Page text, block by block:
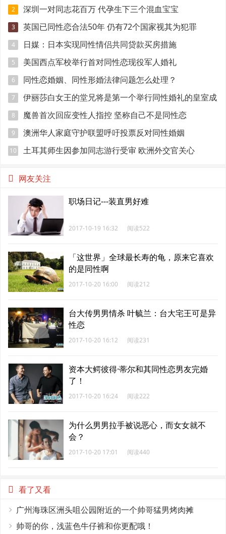
2 深圳一对同志花百万 代孕生下三个混血宝宝
3 英国已同性恋合法50年 仍有72个国家视其为犯罪
4 日媒：日本实现同性情侣共同贷款买房措施
5 美国西点军校举行首对同性恋现役军人婚礼
6 同性恋婚姻、同性形婚法律问题怎么处理？
7
伊丽莎白女王的堂兄将是第一个举行同性婚礼的皇室成
员
8 魔兽首次回应变性人指控 坚称自己不是同性恋
9 澳洲华人家庭守护联盟呼吁投票反对同性婚姻
10 土耳其师生因参加同志游行受审 欧洲外交官关心
网友关注
职场日记---装直男好难
2017-10-19 16:32 阅读522
「这世界」全球最长寿的龟，原来它喜欢
的是同性啊
2017-10-20 16:00 阅读212
台大传男男情杀 叶毓兰：台大宅王可是异
性恋
2017-10-20 16:12 阅读231
资本大鳄彼得·蒂尔和其同性恋男友完婚
了！
2017-10-20 16:24 阅读222
为什么男男拉手被说恶心，而女女就不
会？
2017-10-20 17:01 阅读440
看了又看
广州海珠区洲头咀公园附近的一个帅哥猛男烤肉摊
帅哥的你，浅蓝色牛仔裤和你更配哦！